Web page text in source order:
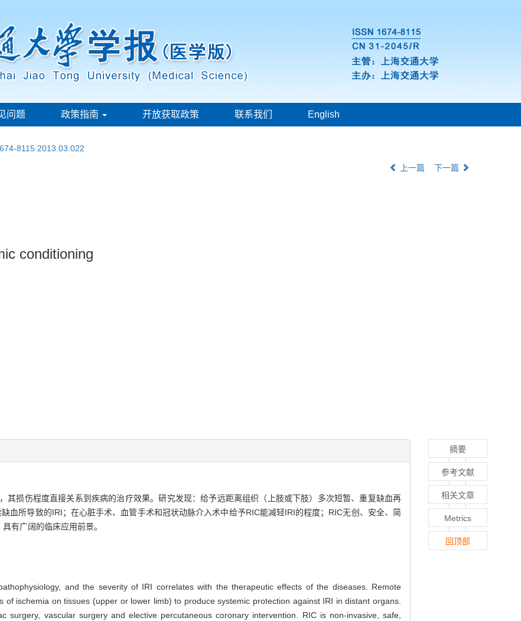
问题 政策指南 开放获取政策 联系我们 English
8115.2013.03.022
上一篇 下一篇
conditioning
其损伤程度直接关系到疾病的治疗效果。研究发现：给予远距离组织（上肢或下肢）多次短暂、重复缺血再
血所导致的IRI；在心脏手术、血管手术和冠状动脉介入术中给予RIC能减轻IRI的程度；RIC无创、安全、简
有广阔的临床应用前景。
and the severity of IRI correlates with the therapeutic effects of the diseases. Remote
of ischemia on tissues (upper or lower limb) to produce systemic protection against IRI in distant organs.
surgery, vascular surgery and elective percutaneous coronary intervention. RIC is non-invasive, safe,
摘要
参考文献
相关文章
Metrics
回顶部